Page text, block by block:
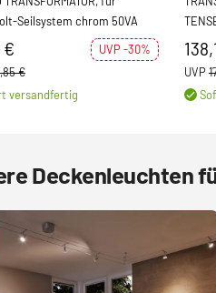
Seilsystem chrom 50VA
€
UVP -30%
€
versandfertig
UVP
Deckenleuchten